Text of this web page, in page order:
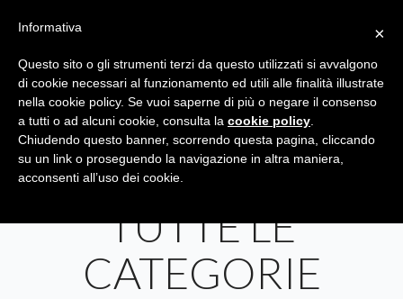
Tutte le categorie Cerca
TUTTE LE
CATEGORIE
×
Informativa
Questo sito o gli strumenti terzi da questo utilizzati si avvalgono
di cookie necessari al funzionamento ed utili alle finalità illustrate
nella cookie policy. Se vuoi saperne di più o negare il consenso
a tutti o ad alcuni cookie, consulta la cookie policy
Chiudendo questo banner, scorrendo questa pagina, cliccando
su un link o proseguendo la navigazione in altra maniera,
acconsenti all’uso dei cookie.